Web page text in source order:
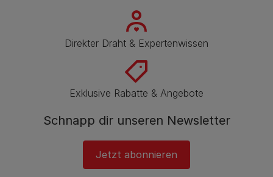
Direkter Draht & Expertenwissen
Exklusive Rabatte & Angebote
Schnapp dir unseren Newsletter
Jetzt abonnieren